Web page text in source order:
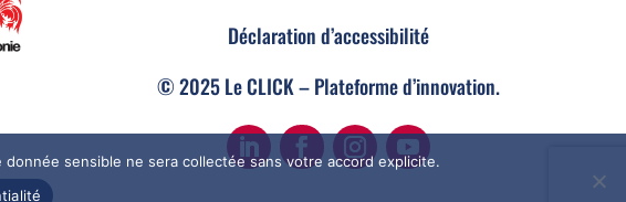
Déclaration d’accessibilité
© 2025 Le CLICK – Plateforme d’innovation.
sensible ne sera collectée sans votre accord explicite.